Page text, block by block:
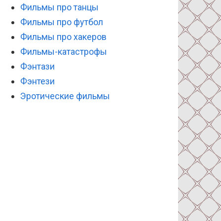
Фильмы про танцы
Фильмы про футбол
Фильмы про хакеров
Фильмы-катастрофы
Фэнтази
Фэнтези
Эротические фильмы